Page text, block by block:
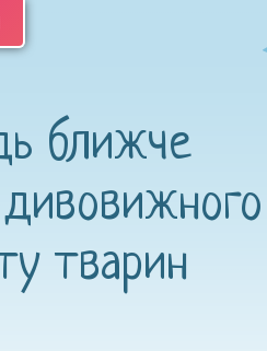
ближче
тварин